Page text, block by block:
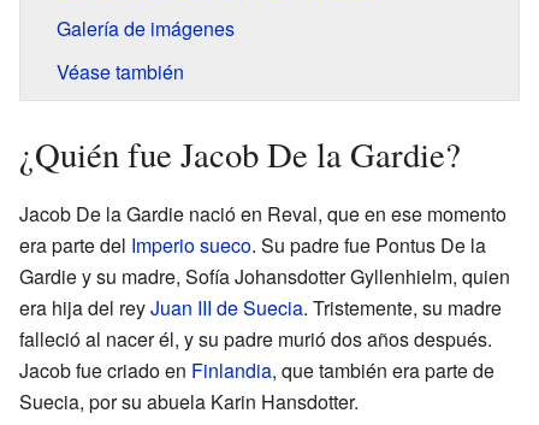
Galería de imágenes
Véase también
¿Quién fue Jacob De la Gardie?
Jacob De la Gardie nació en Reval, que en ese momento
era parte del Imperio sueco. Su padre fue Pontus De la
Gardie y su madre, Sofía Johansdotter Gyllenhielm, quien
era hija del reyJuan III de Suecia. Tristemente, su madre
falleció al nacer él, y su padre murió dos años después.
Jacob fue criado en Finlandia, que también era parte de
Suecia, por su abuela Karin Hansdotter.